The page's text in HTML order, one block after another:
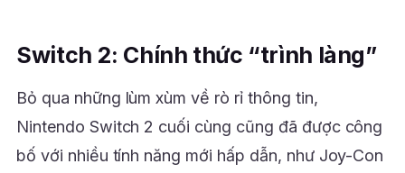
Switch 2: Chính thức “trình làng”
Bỏ qua những lùm xùm về rò rỉ thông tin,
Nintendo Switch 2 cuối cùng cũng đã được công
bố với nhiều tính năng mới hấp dẫn, như Joy-Con